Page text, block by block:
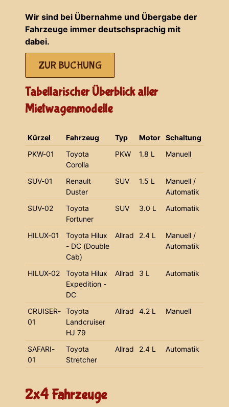
Wir sind bei Übernahme und Übergabe der
Fahrzeuge immer deutschsprachig mit
dabei.
ZUR BUCHUNG
Tabellarischer Überblick aller
Mietwagenmodelle
Kürzel Fahrzeug Typ Motor Schaltung
PKW-01
Toyota
Corolla
PKW 1.8 L Manuell
SUV-01
Renault
Duster
SUV 1.5 L
Manuell /
Automatik
SUV-02
Toyota
Fortuner
SUV 3.0 L Automatik
HILUX-01
Toyota Hilux
- DC (Double
Cab)
Allrad 2.4 L
Manuell /
Automatik
HILUX-02
Toyota Hilux
Expedition -
DC
Allrad 3 L Automatik
CRUISER-
01
Toyota
Landcruiser
HJ 79
Allrad 4.2 L Manuell
SAFARI-
01
Toyota
Stretcher
Allrad 2.4 L Automatik
2x4 Fahrzeuge